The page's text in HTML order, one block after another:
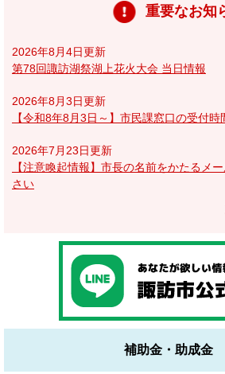
重要なお知
2026年8月4日更新
第78回諏訪湖祭湖上花火大会 当日情報
2026年8月3日更新
【令和8年8月3日～】市民課窓口の受付
2026年7月23日更新
【注意喚起情報】市長の名前をかたるメ
さい
補助金・助成金